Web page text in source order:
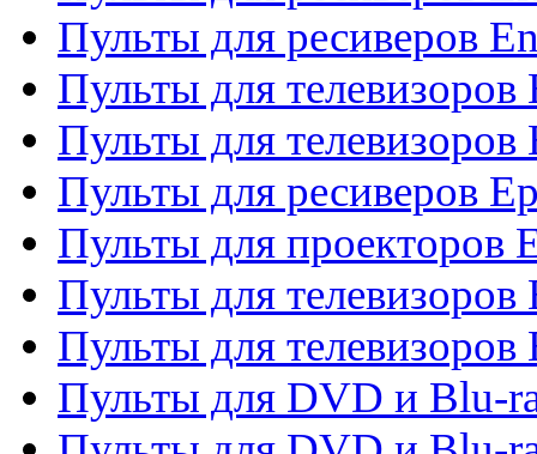
Пульты для ресиверов
Пульты для телевизоров
Пульты для телевизоров
Пульты для ресиверов
Пульты для проекторов
Пульты для телевизоров
Пульты для телевизоров
Пульты для DVD и Blu-